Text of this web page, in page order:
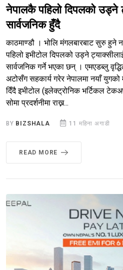
नेपालकै पहिलो दिपलको उड्ने
सार्वजनिक हुँदै
काठमाण्डौ । भोलि मंगलबारबाट सुरु हुने
पहिलो इभीटोल दिपलको उड्ने
सार्वजनिक गर्ने भएका छन् । एमएडब्लु
अटोसँग सहकार्य गरेर नेपालमा नयाँ
दिँदै इभीटोल (इलेक्ट्रोनिक भर्टिकल
सोमा प्रदर्शनीमा राख्न...
BY BIZSHALA 11 महिना अगाडी
READ MORE